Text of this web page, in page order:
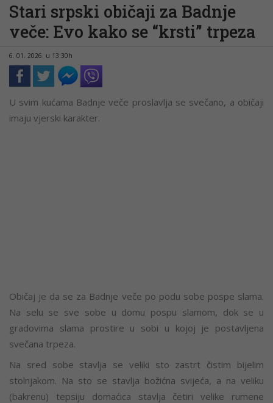
Stari srpski običaji za Badnje
veče: Evo kako se “krsti” trpeza
6. 01. 2026. u 13:30h
U svim kućama Badnje veče proslavlja se svečano, a običaji
imaju vjerski karakter.
Običaj je da se za Badnje veče po podu sobe pospe slama.
Na selu se sve sobe u domu pospu slamom, dok se u
gradovima slama prostire u sobi u kojoj je postavljena
svečana trpeza.
Na sred sobe stavlja se veliki sto zastrt čistim bijelim
stolnjakom. Na sto se stavlja božićna svijeća, a na veliku
(bakrenu) tepsiju domaćica stavlja četiri velike rumene